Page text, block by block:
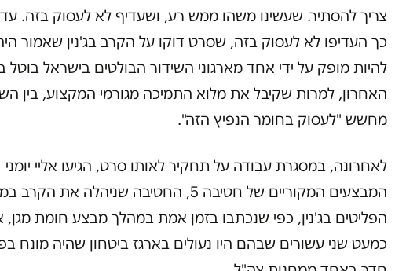
צריך להסתיר. שעשינו משהו ממש רע, ושעדיף לא לעסוק בזה.
כך העדיפו לא לעסוק בזה, שסרט דוקו על הקרב בג'נין שאמור
להיות מופק על ידי אחד מארגוני השידור הבולטים בישראל בוטל
האחרון, למרות שקיבל את מלוא התמיכה מגורמי המקצוע, בין
מחשש "לעסוק בחומר הנפיץ הזה".
לאחרונה, במסגרת עבודה על תחקיר לאותו סרט, הגיעו אליי יומני
המבצעים המקוריים של חטיבה 5, החטיבה שניהלה את
הפליטים בג'נין, כפי שנכתבו בזמן אמת במהלך מבצע חומת מגן,
כמעט שני עשורים שבהם היו נעולים בארגז ביטחון שהיה מונח